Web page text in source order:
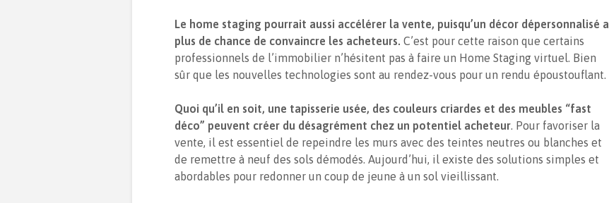
Le home staging pourrait aussi accélérer la vente, puisqu’un décor dépersonnalisé a
plus de chance de convaincre les acheteurs. C’est pour cette raison que certains
professionnels de l’immobilier n’hésitent pas à faire un Home Staging virtuel. Bien
sûr que les nouvelles technologies sont au rendez-vous pour un rendu époustouflant.
Quoi qu’il en soit, une tapisserie usée, des couleurs criardes et des meubles “fast
déco” peuvent créer du désagrément chez un potentiel acheteur. Pour favoriser la
vente, il est essentiel de repeindre les murs avec des teintes neutres ou blanches et
de remettre à neuf des sols démodés. Aujourd’hui, il existe des solutions simples et
abordables pour redonner un coup de jeune à un sol vieillissant.